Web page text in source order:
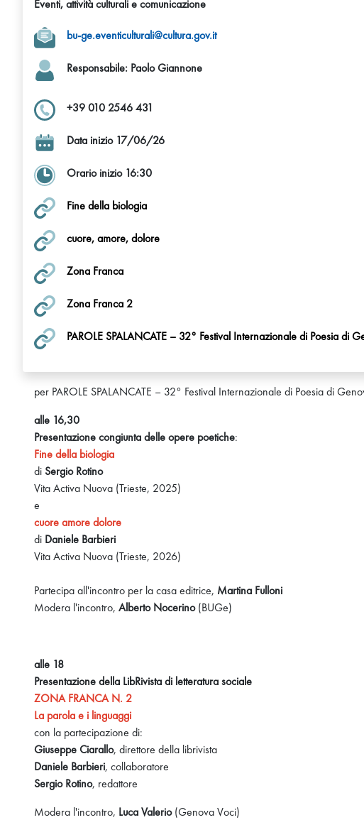
Eventi, attività culturali e comunicazione
bu-ge.eventiculturali@cultura.gov.it
Responsabile: Paolo Giannone
+39 010 2546 431
Data inizio 17/06/26
Orario inizio 16:30
Fine della biologia
cuore, amore, dolore
Zona Franca
Zona Franca 2
PAROLE SPALANCATE – 32° Festival Internazionale di Poesia di
per PAROLE SPALANCATE – 32° Festival Internazionale di Poesia di
alle 16,30
Presentazione congiunta delle opere poetiche:
Fine della biologia
di Sergio Rotino
Vita Activa Nuova (Trieste, 2025)
e
cuore amore dolore
di Daniele Barbieri
Vita Activa Nuova (Trieste, 2026)
Partecipa all'incontro per la casa editrice, Martina Fulloni
Modera l'incontro, Alberto Nocerino(BUGe)
alle 18
Presentazione della LibRivista di letteratura sociale
ZONA FRANCA N. 2
La parola e i linguaggi
con la partecipazione di:
Giuseppe Ciarallo, direttore della librivista
Daniele Barbieri, collaboratore
Sergio Rotino, redattore
Modera l'incontro, Luca Valerio(Genova Voci)